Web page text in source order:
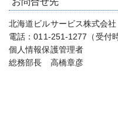
北海道ビルサービス株式会
電話：011-251-1277（受付
個人情報保護管理者
総務部長 高橋章彦